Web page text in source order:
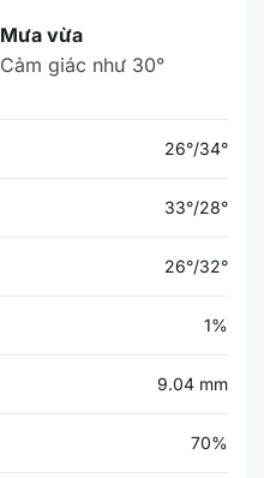
Mưa vừa
Cảm giác như 30°
26°/34°
33°/28°
26°/32°
1%
9.04 mm
70%